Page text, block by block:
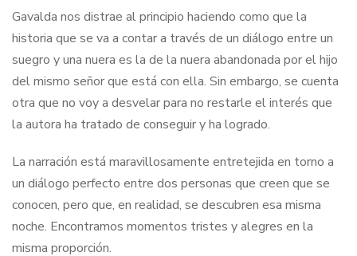
Gavalda nos distrae al principio haciendo como que la
historia que se va a contar a través de un diálogo entre un
suegro y una nuera es la de la nuera abandonada por el hijo
del mismo señor que está con ella. Sin embargo, se cuenta
otra que no voy a desvelar para no restarle el interés que
la autora ha tratado de conseguir y ha logrado.
La narración está maravillosamente entretejida en torno a
un diálogo perfecto entre dos personas que creen que se
conocen, pero que, en realidad, se descubren esa misma
noche. Encontramos momentos tristes y alegres en la
misma proporción.